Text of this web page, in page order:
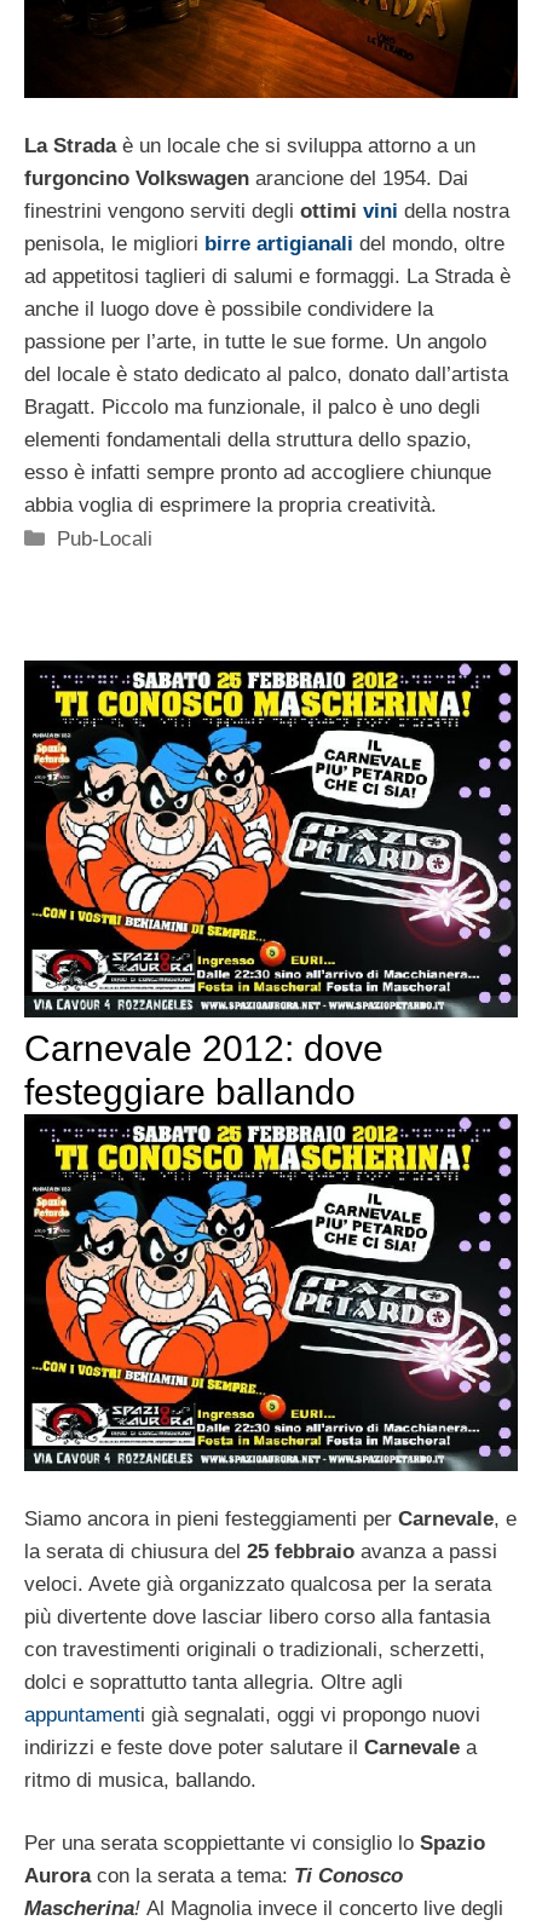
La Stradaè un locale che si sviluppa attorno a un
furgoncino Volkswagen arancione del 1954. Dai
finestrini vengono serviti degli ottimi vini della nostra
penisola, le migliori birre artigianali del mondo, oltre
ad appetitosi taglieri di salumi e formaggi. La Strada è
anche il luogo dove è possibile condividere la
passione per l’arte, in tutte le sue forme. Un angolo
del locale è stato dedicato al palco, donato dall’artista
Bragatt. Piccolo ma funzionale, il palco è uno degli
elementi fondamentali della struttura dello spazio,
esso è infatti sempre pronto ad accogliere chiunque
abbia voglia di esprimere la propria creatività.
Categorie
Pub-Locali
Carnevale 2012: dove
festeggiare ballando
Siamo ancora in pieni festeggiamenti per Carnevale, e
la serata di chiusura del 25 febbraio avanza a passi
veloci. Avete già organizzato qualcosa per la serata
più divertente dove lasciar libero corso alla fantasia
con travestimenti originali o tradizionali, scherzetti,
dolci e soprattutto tanta allegria. Oltre agli
appuntamenti già segnalati, oggi vi propongo nuovi
indirizzi e feste dove poter salutare il Carnevale a
ritmo di musica, ballando.
Per una serata scoppiettante vi consiglio lo Spazio
Aurora con la serata a tema: Ti Conosco
Mascherina! Al Magnolia invece il concerto live degli